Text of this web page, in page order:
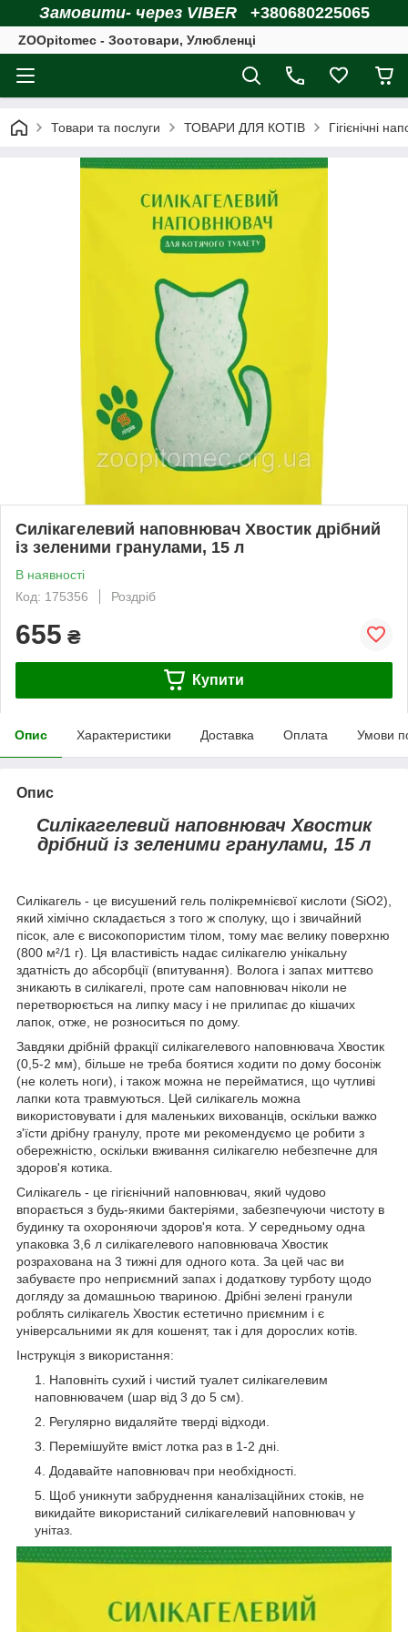
Замовити- через VIBER +380680225065
ZOOpitomec - Зоотовари, Улюбленці
Товари та послуги ТОВАРИ ДЛЯ КОТІВ Гігієнічні
Силікагелевий наповнювач Хвостик дрібний
із зеленими гранулами, 15 л
В наявності
Код: 175356
Роздріб
655 ₴
Купити
Опис Характеристики Доставка Оплата Умови
Опис
Силікагелевий наповнювач Хвостик
дрібний із зеленими гранулами, 15 л
Силікагель - це висушений гель полікремнієвої кислоти (SiO2),
який хімічно складається з того ж сполуку, що і звичайний
пісок, але є високопористим тілом, тому має велику поверхню
(800 м²/1 г). Ця властивість надає силікагелю унікальну
здатність до абсорбції (впитування). Волога і запах миттєво
зникають в силікагелі, проте сам наповнювач ніколи не
перетворюється на липку масу і не прилипає до кішачих
лапок, отже, не розноситься по дому.
Завдяки дрібній фракції силікагелевого наповнювача Хвостик
(0,5-2 мм), більше не треба боятися ходити по дому босоніж
(не колеть ноги), і також можна не перейматися, що чутливі
лапки кота травмуються. Цей силікагель можна
використовувати і для маленьких вихованців, оскільки важко
з'їсти дрібну гранулу, проте ми рекомендуємо це робити з
обережністю, оскільки вживання силікагелю небезпечне для
здоров'я котика.
Силікагель - це гігієнічний наповнювач, який чудово
впорається з будь-якими бактеріями, забезпечуючи чистоту в
будинку та охороняючи здоров'я кота. У середньому одна
упаковка 3,6 л силікагелевого наповнювача Хвостик
розрахована на 3 тижні для одного кота. За цей час ви
забуваєте про неприємний запах і додаткову турботу щодо
догляду за домашньою твариною. Дрібні зелені гранули
роблять силікагель Хвостик естетично приємним і є
універсальними як для кошенят, так і для дорослих котів.
Інструкція з використання:
Наповніть сухий і чистий туалет силікагелевим
наповнювачем (шар від 3 до 5 см).
Регулярно видаляйте тверді відходи.
Перемішуйте вміст лотка раз в 1-2 дні.
Додавайте наповнювач при необхідності.
Щоб уникнути забруднення каналізаційних стоків, не
викидайте використаний силікагелевий наповнювач у
унітаз.